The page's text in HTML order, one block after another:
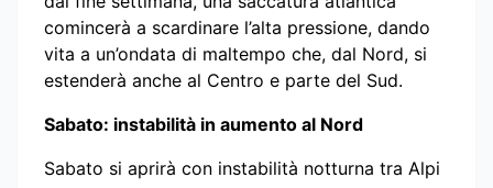
comincerà a scardinare l’alta pressione, dando
vita a un’ondata di maltempo che, dal Nord, si
estenderà anche al Centro e parte del Sud.
Sabato: instabilità in aumento al Nord
Sabato si aprirà con instabilità notturna tra Alpi